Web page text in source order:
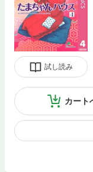
試し読み
カート